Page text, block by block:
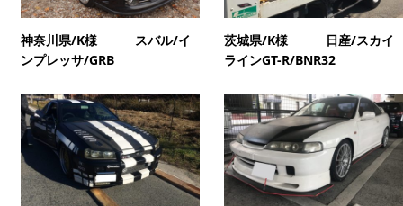
神奈川県/K様 スバル/イ
ンプレッサ/GRB
茨城県/K様 日産/スカイ
ラインGT-R/BNR32